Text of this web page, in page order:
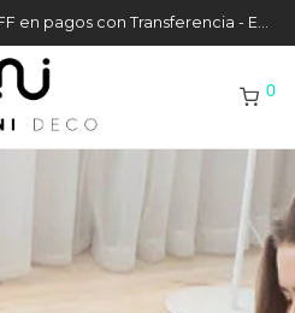
12 Cuotas sin Interés - 🔥 5% OFF en pagos con Transferencia - Envíos a todo el País
0